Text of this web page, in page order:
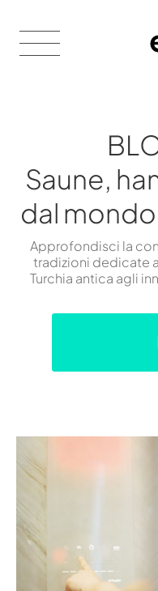
Saune,
dal
Approfondisci la
tradizioni dedicate
Turchia antica agli